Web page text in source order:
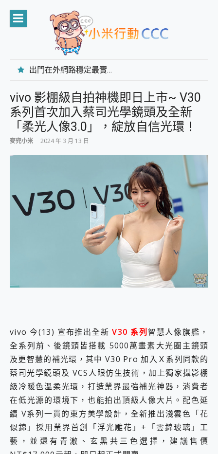
content
出門在外網路穩定最實在 「台灣大哥大」榮獲 4G/5G 在線率全球 NO.3 全台第一與全台六冠王實測心得，走到哪順到哪！
CP 值天花板~ Bongcom BS5 足球君開箱~ 短焦投影機 3千元就能擁有！ 折扣碼在這～
專為 PC上的 XBOX和掌機設計的 FireCuda X1070 SSD 固態硬碟開箱 評測
台灣製攝影機在這裡，100%全無線設計 SpotCam Solo Eco 太陽能防水雲端攝影機 SpotCam Solo 3 2.5K高畫質戶外攝影機 開箱 評測
電力超超超持久 MSI 微星 Prestige 14 AI+ D3MG-031TW 14吋 開箱評價，AI輕薄商務筆電 Copilot+ PC
AI 支付 一錶搞定大小事 Xiaomi Watch 5 開箱 評測
好用的 EaseUS Partition Master 讓您輕鬆的移除與格式化有防寫保護的隨身碟或SD卡
一鍵修復模糊影片、舊照的 AI 好幫手! VideoProc Converter AI 新版全解析 × 年末優惠，一篇全看懂
外型超吸晴~ 給您絕佳操控體驗 GravaStar Mercury K1 系列 異星機械鍵盤與 Mercury X 系列 輕量無線電競滑鼠 開箱 評測
開箱~變身「蜘蛛人」椅子軍師！MSI MPG 491CQP QD-OLED 超寬曲面電競螢幕，多工辦公、爽度滿滿的終極桌面體驗
DJI Osmo Pocket 3 爽爽帶回家 歡慶 EaseUS 21 週年到來，「Slogan 海報徵稿活動」好康大放送
自帶線的 有線無線都能充 ONPRO MagReact M5 10000mAh 5合1 磁吸無線急速行動電源 開箱 評測
飛利浦 JS7310 ⚡【電急便｜行動儲能救車電源】 可靠的旅行夥伴！帶給您優異的安全性與強大供電效能
是螢幕也是電視! 一機超多用途「MSI微星 Modern MD272UPSW 27型」 4K IPS 輕薄商用智慧聯網螢幕 開箱 評測
您的專屬AI 助手 Yoga Slim 7 Aura Edition 觸控AI筆電 開箱 評測
realme 14 Pro 超硬軍規、冰感變色實測，realme 14 5G 遊戲戰鬥值爆表，效能x娛樂全都要！
iPhone、Apple Watch、AirPods耳機 三個設備充電一起搞定 ONPRO MagReact™ M3 3 in 1可攜摺疊無線充電器 開箱 評測
動靜皆宜「HUAWEI FreeArc」開放式耳掛耳機，無感配戴! 超穩超服貼，音質、通話也很優質
好玩好拍 vivo V50 ~ 口袋裡的 Zeiss 潮流攝影棚!
25種洗烘模式一機搞定! Roborock 衣莉莎白 H1 Neo分子篩洗脫烘 AI 滾筒洗衣機
給 MSI Claw 系列電競掌機 最完美的家 MSI Nest Docking Station 掌機專屬擴充底座 開箱 評測
B&O 精品級音響! Home+ 中嘉寬頻 SoundBox 劇院串流盒 開箱 評測
2億 APO蔡司長焦神機降臨~ vivo X200 Pro、vivo X200 就是這麼好拍
vivo 影棚級自拍神機即日上市~ V30
系列首次加入蔡司光學鏡頭及全新
「柔光人像3.0」，綻放自信光環！
麥兜小米 2024 年 3 月 13 日
vivo 今(13) 宣布推出全新 V30 系列 智慧人像旗艦，
全系列前、後鏡頭皆搭載 5000萬畫素大光圈主鏡頭
及更智慧的補光環，其中 V30 Pro 加入Ｘ系列同款的
蔡司光學鏡頭及 VCS人眼仿生技術，加上獨家攝影棚
級冷暖色溫柔光環，打造業界最強補光神器，消費者
在低光源的環境下，也能拍出頂級人像大片。配色延
續 V系列一貫的東方美學設計，全新推出淺雲色「花
似錦」採用業界首創「浮光雕花」+「雲錦玻璃」工
藝，並還有青澈、玄黑共三色選擇，建議售價